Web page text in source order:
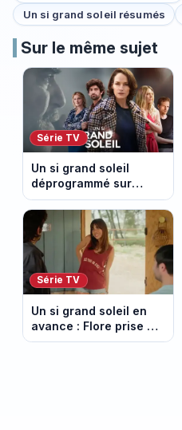
Un si grand soleil résumés
Sur le même sujet
Série TV
Un si grand soleil
déprogrammé sur
France 3 : cinq
épisodes inédits
diffusés le 13 août
Série TV
Un si grand soleil en
avance : Flore prise au
piège. Episode du 6